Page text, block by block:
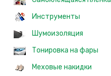
Инструменты
Шумоизоляция
Тонировка на фары
Меховые накидки